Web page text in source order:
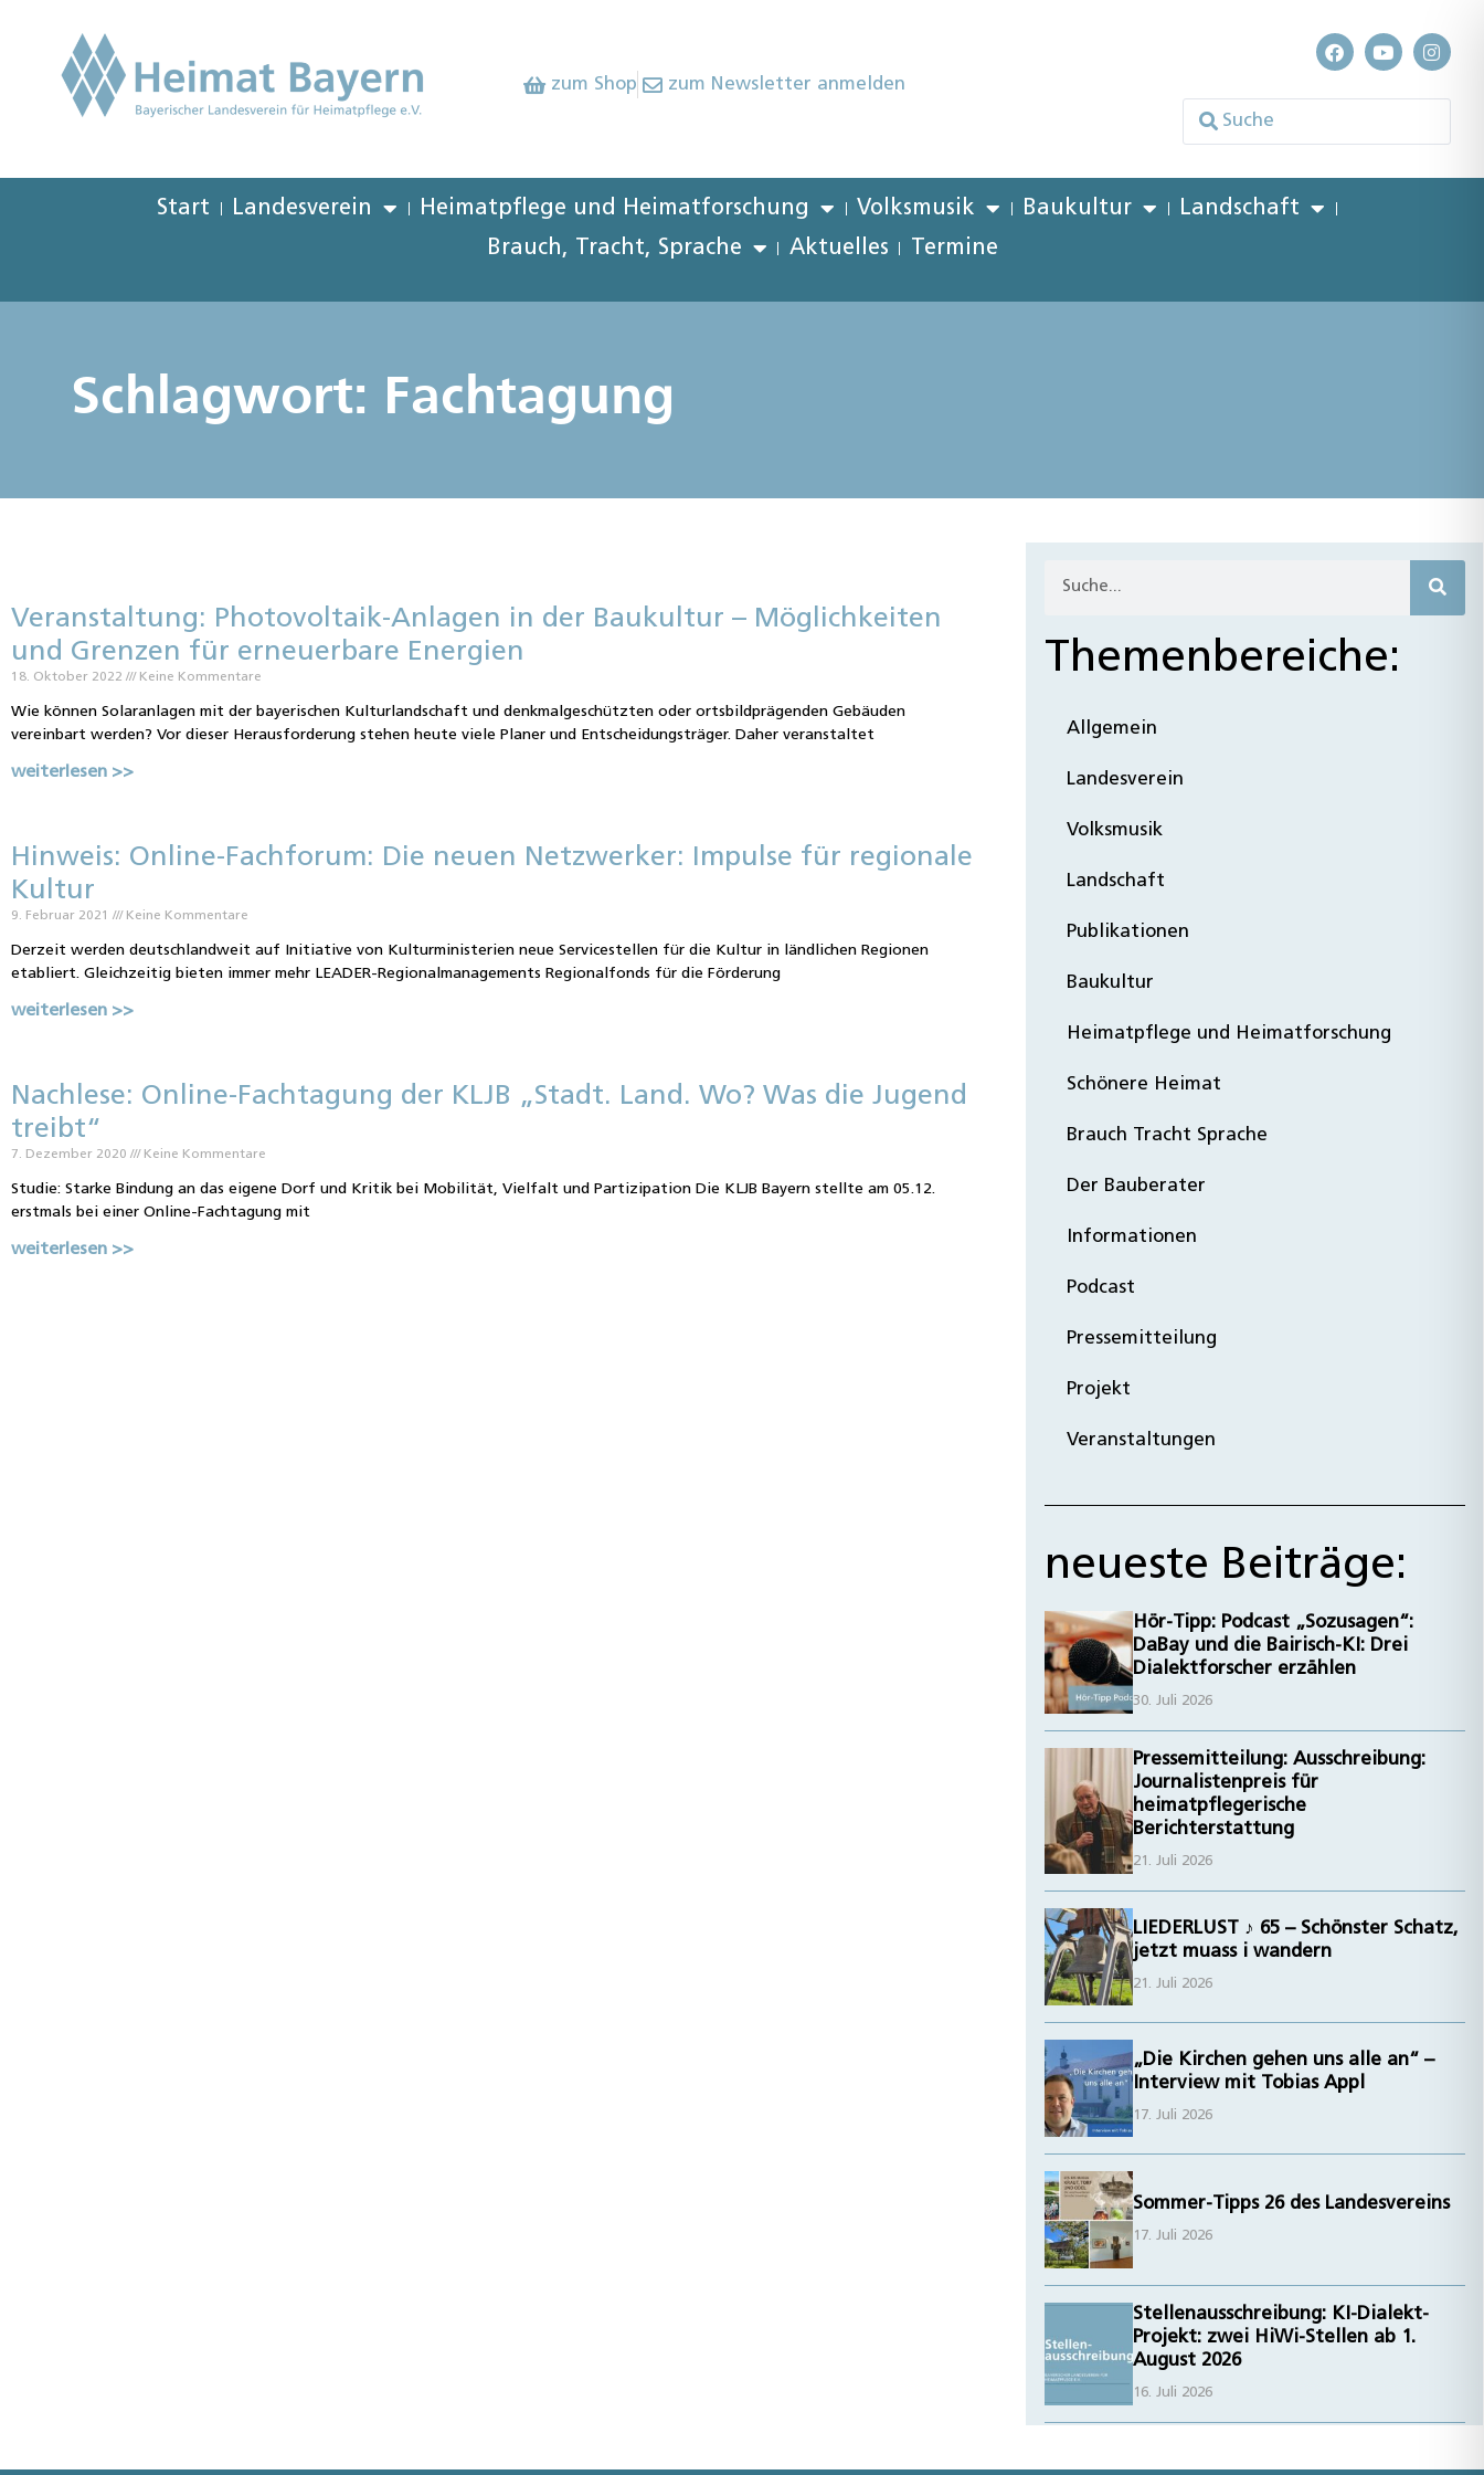
zum Shop zum Newsletter anmelden
Start Landesverein Heimatpflege und Heimatforschung Volksmusik Baukultur
Landschaft
Brauch, Tracht, Sprache
Aktuelles Termine
Schlagwort: Fachtagung
Veranstaltung: Photovoltaik-Anlagen in der Baukultur – Möglichkeiten
und Grenzen für erneuerbare Energien
18. Oktober 2022 Keine Kommentare
Wie können Solaranlagen mit der bayerischen Kulturlandschaft und denkmalgeschützten oder ortsbildprägenden Gebäuden
vereinbart werden? Vor dieser Herausforderung stehen heute viele Planer und Entscheidungsträger. Daher veranstaltet
weiterlesen >>
Hinweis: Online-Fachforum: Die neuen Netzwerker: Impulse für regionale
Kultur
9. Februar 2021 Keine Kommentare
Derzeit werden deutschlandweit auf Initiative von Kulturministerien neue Servicestellen für die Kultur in ländlichen Regionen
etabliert. Gleichzeitig bieten immer mehr LEADER-Regionalmanagements Regionalfonds für die Förderung
weiterlesen >>
Nachlese: Online-Fachtagung der KLJB „Stadt. Land. Wo? Was die Jugend
treibt“
7. Dezember 2020 Keine Kommentare
Studie: Starke Bindung an das eigene Dorf und Kritik bei Mobilität, Vielfalt und Partizipation Die KLJB Bayern stellte am 05.12.
erstmals bei einer Online-Fachtagung mit
weiterlesen >>
Themenbereiche:
Allgemein
Landesverein
Volksmusik
Landschaft
Publikationen
Baukultur
Heimatpflege und Heimatforschung
Schönere Heimat
Brauch Tracht Sprache
Der Bauberater
Informationen
Podcast
Pressemitteilung
Projekt
Veranstaltungen
neueste Beiträge:
Hör-Tipp: Podcast „Sozusagen“:
DaBay und die Bairisch-KI: Drei
Dialektforscher erzählen
30. Juli 2026
Pressemitteilung: Ausschreibung:
Journalistenpreis für
heimatpflegerische
Berichterstattung
21. Juli 2026
LIEDERLUST ♪ 65 – Schönster Schatz,
jetzt muass i wandern
21. Juli 2026
„Die Kirchen gehen uns alle an“ –
Interview mit Tobias Appl
17. Juli 2026
Sommer-Tipps 26 des Landesvereins
17. Juli 2026
Stellenausschreibung: KI-Dialekt-
Projekt: zwei HiWi-Stellen ab 1.
August 2026
16. Juli 2026